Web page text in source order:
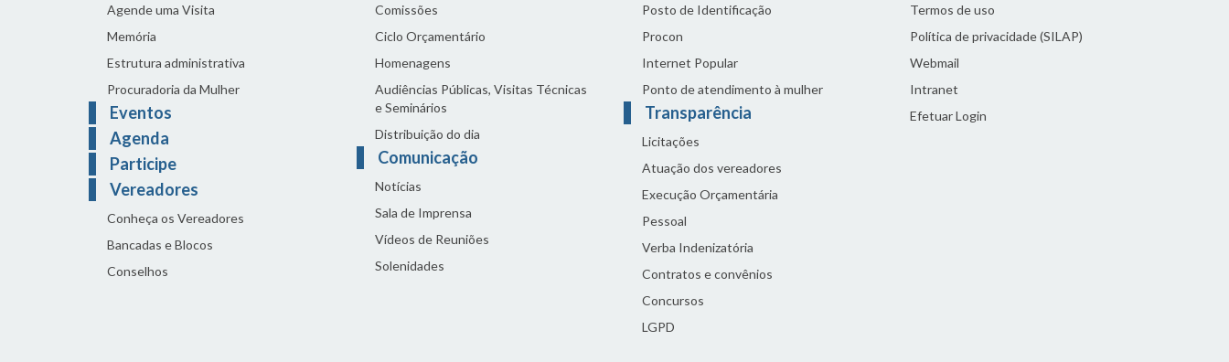
Agende uma Visita
Memória
Estrutura administrativa
Procuradoria da Mulher
Eventos
Agenda
Participe
Vereadores
Conheça os Vereadores
Bancadas e Blocos
Conselhos
Comissões
Ciclo Orçamentário
Homenagens
Audiências Públicas, Visitas Técnicas
e Seminários
Distribuição do dia
Comunicação
Notícias
Sala de Imprensa
Vídeos de Reuniões
Solenidades
Posto de Identificação
Procon
Internet Popular
Ponto de atendimento à mulher
Transparência
Licitações
Atuação dos vereadores
Execução Orçamentária
Pessoal
Verba Indenizatória
Contratos e convênios
Concursos
LGPD
Termos de uso
Política de privacidade (SILAP)
Webmail
Intranet
Efetuar Login